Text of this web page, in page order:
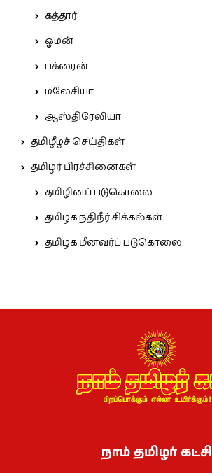
கத்தார்
ஓமன்
பக்ரைன்
மலேசியா
ஆஸ்திரேலியா
தமிழீழச் செய்திகள்
தமிழர் பிரச்சினைகள்
தமிழினப் படுகொலை
தமிழக நதிநீர் சிக்கல்கள்
தமிழக மீனவர்ப் படுகொலை
நாம் தமிழர் கட்சி